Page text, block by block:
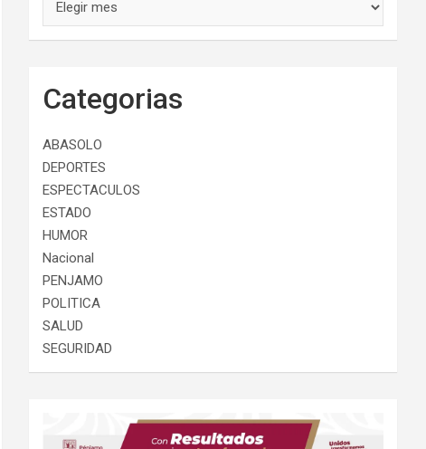
Categorias
ABASOLO
DEPORTES
ESPECTACULOS
ESTADO
HUMOR
Nacional
PENJAMO
POLITICA
SALUD
SEGURIDAD